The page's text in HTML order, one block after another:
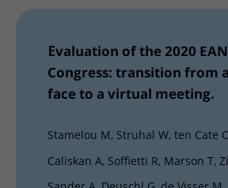
Bloedprikken
Bezoektijden
Wijzigen patiëntgegevens
Faciliteiten en voorzieningen
Kwaliteit en veiligheid
Route naar het ziekenhuis
Parkeren
Wegwijs in het ziekenhuis
Contact met polikliniek
Contact met verpleegafdeling
Het Wilhelmina Kinderziekenhuis
Teleconsult aanvragen
Diagnostiek aanvragen
Zorgverlenersportaal
Onderwijs
Εvaluation of the 2020
Congress: transition from
face to a virtual meeting.
Stamelou M, Struhal W, ten Cate
Caliskan A, Soffietti R, Marson T,